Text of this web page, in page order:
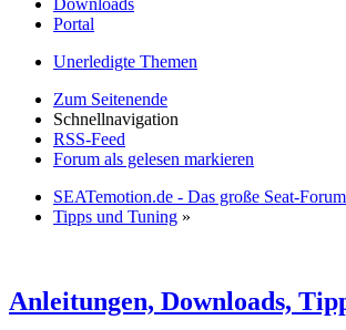
Downloads
Portal
Unerledigte Themen
Zum Seitenende
Schnellnavigation
RSS-Feed
Forum als gelesen markieren
SEATemotion.de - Das große Seat-
Tipps und Tuning »
Anleitungen, Downloads,